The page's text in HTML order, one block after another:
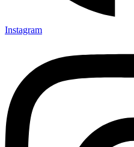
Instagram